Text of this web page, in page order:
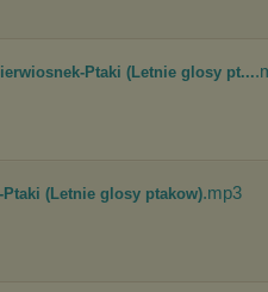
Ptaki (Letnie glosy pt...
(Letnie glosy ptakow).mp3